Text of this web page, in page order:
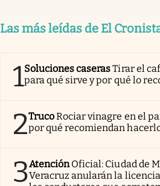
Las más leídas de El
1Soluciones caserasTirar el
para qué sirve y por qué lo
2TrucoRociar vinagre en el
por qué recomiendan
3AtenciónOficial: Ciudad de
Veracruz anularán la